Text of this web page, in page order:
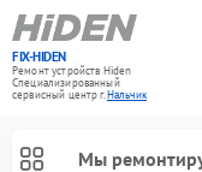
FIX-HIDEN
Ремонт устройств Hiden
Специализированный
cервисный центр г.Нальчик
Мы